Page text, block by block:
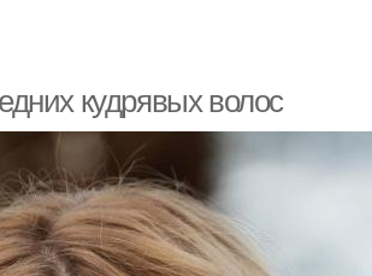
кудрявых волос